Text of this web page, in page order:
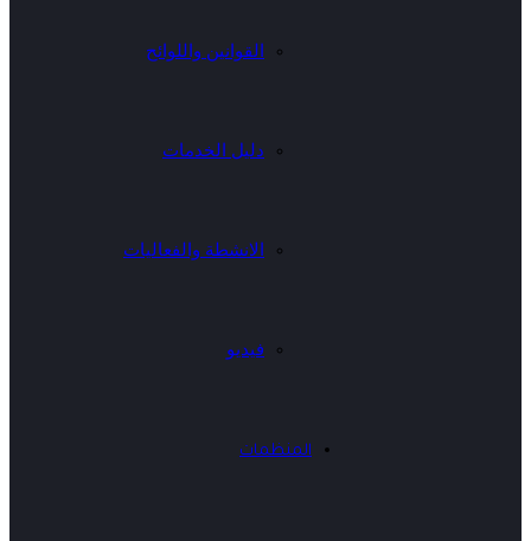
القوانين واللوائح
دليل الخدمات
الانشطة والفعاليات
فيديو
المنظمات